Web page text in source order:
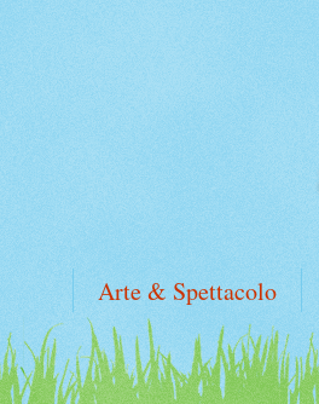
Arte & Spettacolo